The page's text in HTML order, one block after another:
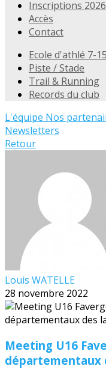
Inscriptions
Accès
Contact
Ecole d'athlé 7-
Piste / Stade
Trail & Running
Records du club
L'équipe Nos
Newsletters
Retour
Louis WATELLE
28 novembre 2022
Meeting U16
départementaux